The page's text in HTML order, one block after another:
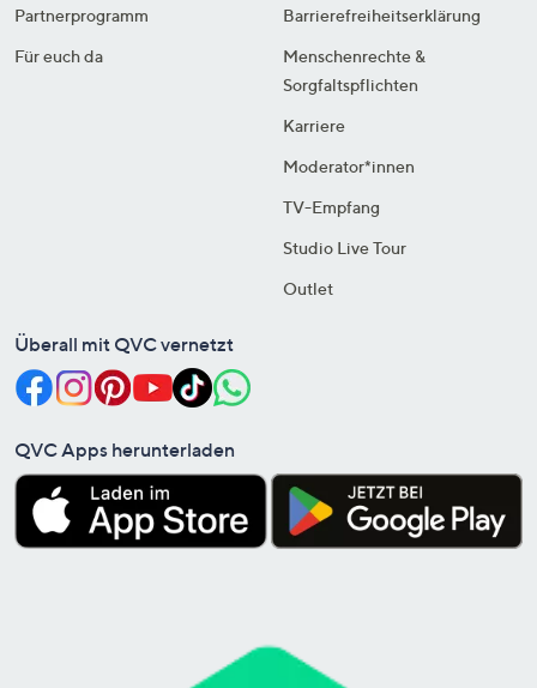
Partnerprogramm
Für euch da
Barrierefreiheitserklärung
Menschenrechte &
Sorgfaltspflichten
Karriere
Moderator*innen
TV-Empfang
Studio Live Tour
Outlet
Überall mit QVC vernetzt
QVC Apps herunterladen